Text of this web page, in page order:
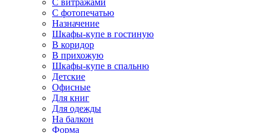
С витражами
С фотопечатью
Назначение
Шкафы-купе в гостиную
В коридор
В прихожую
Шкафы-купе в спальню
Детские
Офисные
Для книг
Для одежды
На балкон
Форма